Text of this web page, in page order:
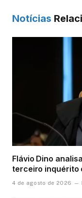
Notícias
Flávio Dino
terceiro inquérito
4 de agosto de 2026